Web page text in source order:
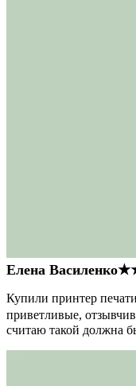
Елена Василенко
Купили принтер
приветливые,
считаю такой должна